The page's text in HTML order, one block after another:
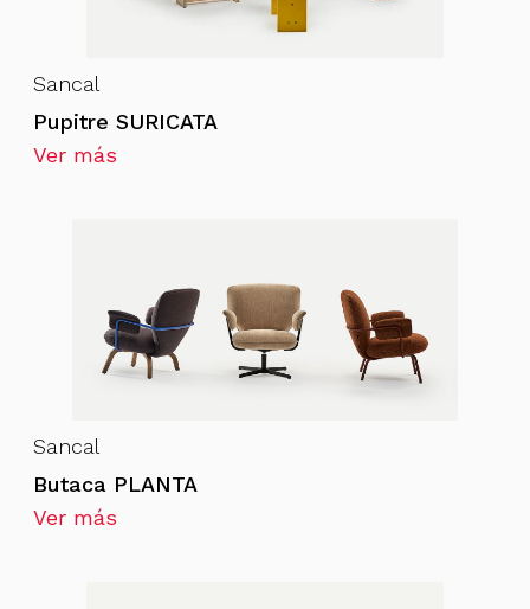
Sancal
Pupitre SURICATA
Ver más
Sancal
Butaca PLANTA
Ver más